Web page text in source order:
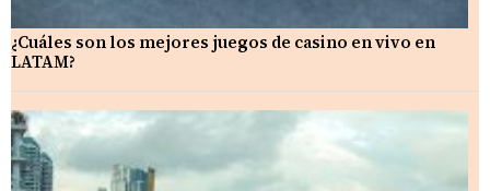
¿Cuáles son los mejores juegos de casino en vivo en
LATAM?